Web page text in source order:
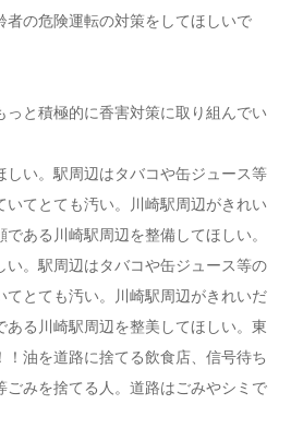
者の危険運転の対策をしてほしいで
っと積極的に香害対策に取り組んでい
しい。駅周辺はタバコや缶ジュース等
いてとても汚い。川崎駅周辺がきれい
ある川崎駅周辺を整備してほしい。
い。駅周辺はタバコや缶ジュース等の
てとても汚い。川崎駅周辺がきれいだ
ある川崎駅周辺を整美してほしい。東
油を道路に捨てる飲食店、信号待ち
ごみを捨てる人。道路はごみやシミで